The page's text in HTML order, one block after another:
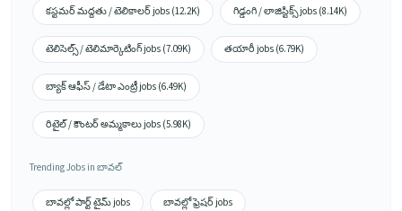
కస్టమర్ మద్దతు / టెలికాలర్ jobs (12.2K) గిడ్డంగి / లాజిస్టిక్స్ jobs (8.14K)
టెలిసెల్స్ / టెలిమార్కెటింగ్ jobs (7.09K) తయారీ jobs (6.79K)
బ్యాక్ ఆఫీస్ / డేటా ఎంట్రీ jobs (6.49K)
రిటైల్ / కౌంటర్ అమ్మకాలు jobs (5.98K)
Trending Jobs in బావల్
బావల్లో పార్ట్ టైమ్ jobs బావల్లో ఫ్రెషర్ jobs